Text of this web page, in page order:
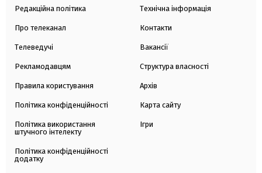
Редакційна політика
Про телеканал
Телеведучі
Рекламодавцям
Правила користування
Політика конфіденційності
Політика використання
штучного інтелекту
Політика конфіденційності
додатку
Технічна інформація
Контакти
Вакансії
Структура власності
Архів
Карта сайту
Ігри